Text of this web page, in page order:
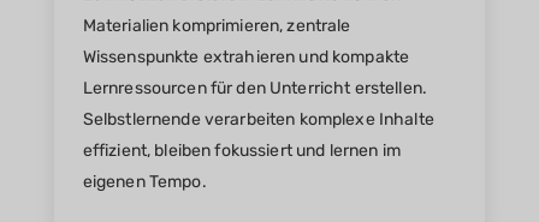
Materialien komprimieren, zentrale
Wissenspunkte extrahieren und kompakte
Lernressourcen für den Unterricht erstellen.
Selbstlernende verarbeiten komplexe Inhalte
effizient, bleiben fokussiert und lernen im
eigenen Tempo.